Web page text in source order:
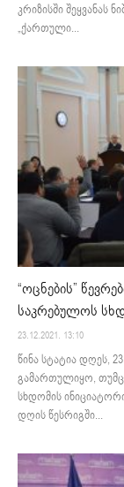
კრიზისში შეყვანას
„ქართული...
“ოცნების”
საკრებულოს
23.12.2021. 13:10
წინა სტატია დღეს,
გამართულიყო,
სხდომის
დღის წესრიგში...